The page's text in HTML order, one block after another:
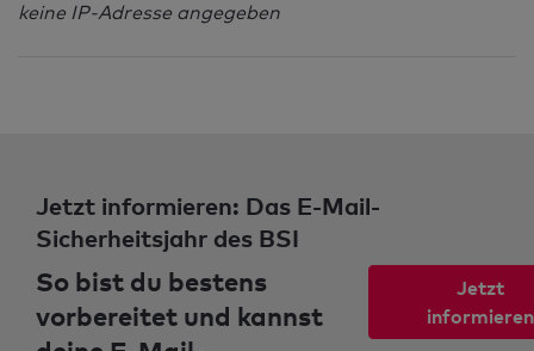
keine IP-Adresse angegeben
Jetzt informieren: Das E-Mail-
Sicherheitsjahr des BSI
So bist du bestens
vorbereitet und kannst
Jetzt
informieren